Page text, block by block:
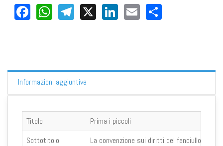
Facebook
WhatsApp
Telegram
X LinkedIn
Email
Informazioni aggiuntive
Titolo
Prima i piccoli
Sottotitolo
La convenzione sui diritti del fanciullo e il